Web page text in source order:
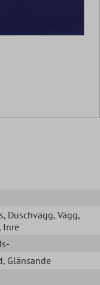
, Duschvägg, Vägg,
, Inre
, Glänsande